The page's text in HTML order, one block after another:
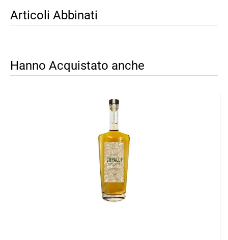
Articoli Abbinati
Hanno Acquistato anche